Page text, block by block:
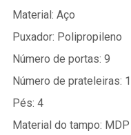
Material: Aço
Puxador: Polipropileno
Número de portas: 9
Número de prateleiras: 1
Pés: 4
Material do tampo: